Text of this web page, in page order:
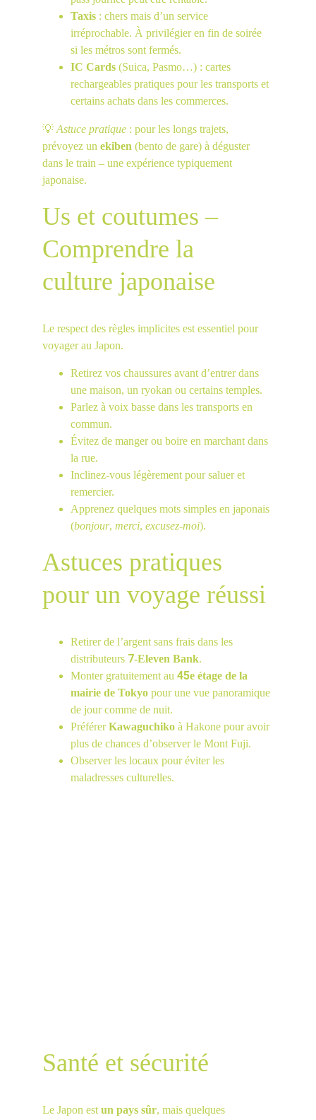
Taxis : chers mais d’un service
irréprochable. À privilégier en fin de soirée
si les métros sont fermés.
IC Cards (Suica, Pasmo…) : cartes
rechargeables pratiques pour les transports et
certains achats dans les commerces.
💡 Astuce pratique : pour les longs trajets,
prévoyez un ekiben (bento de gare) à déguster
dans le train – une expérience typiquement
japonaise.
Us et coutumes –
Comprendre la
culture japonaise
Le respect des règles implicites est essentiel pour
voyager au Japon.
Retirez vos chaussures avant d’entrer dans
une maison, un ryokan ou certains temples.
Parlez à voix basse dans les transports en
commun.
Évitez de manger ou boire en marchant dans
la rue.
Inclinez-vous légèrement pour saluer et
remercier.
Apprenez quelques mots simples en japonais
(bonjour, merci, excusez-moi).
Astuces pratiques
pour un voyage réussi
Retirer de l’argent sans frais dans les
distributeurs 7-Eleven Bank.
Monter gratuitement au 45e étage de la
mairie de Tokyo pour une vue panoramique
de jour comme de nuit.
Préférer Kawaguchiko à Hakone pour avoir
plus de chances d’observer le Mont Fuji.
Observer les locaux pour éviter les
maladresses culturelles.
Santé et sécurité
Le Japon est un pays sûr, mais quelques